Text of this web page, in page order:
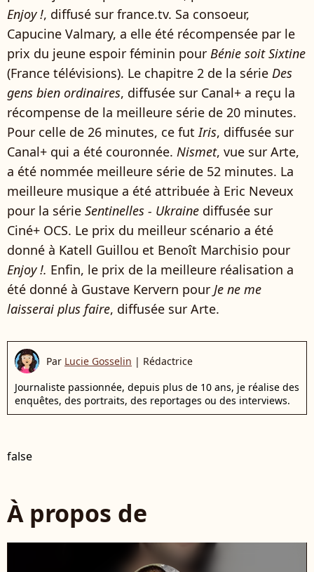
Enjoy !, diffusé sur france.tv. Sa consoeur,
Capucine Valmary, a elle été récompensée par le
prix du jeune espoir féminin pour Bénie soit Sixtine
(France télévisions). Le chapitre 2 de la série Des
gens bien ordinaires, diffusée sur Canal+ a reçu la
récompense de la meilleure série de 20 minutes.
Pour celle de 26 minutes, ce futIris, diffusée sur
Canal+ qui a été couronnée. Nismet, vue sur Arte,
a été nommée meilleure série de 52 minutes. La
meilleure musique a été attribuée à Eric Neveux
pour la série Sentinelles - Ukraine diffusée sur
Ciné+ OCS. Le prix du meilleur scénario a été
donné à Katell Guillou et Benoît Marchisio pour
Enjoy !. Enfin, le prix de la meilleure réalisation a
été donné à Gustave Kervern pour Je ne me
laisserai plus faire, diffusée sur Arte.
Par Lucie Gosselin | Rédactrice
Journaliste passionnée, depuis plus de 10 ans, je réalise des
enquêtes, des portraits, des reportages ou des interviews.
false
À propos de